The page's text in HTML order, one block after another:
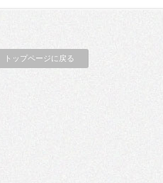
トップページに戻る